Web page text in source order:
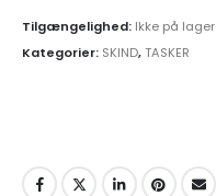
Tilgængelighed: Ikke på lager
Kategorier: SKIND,TASKER